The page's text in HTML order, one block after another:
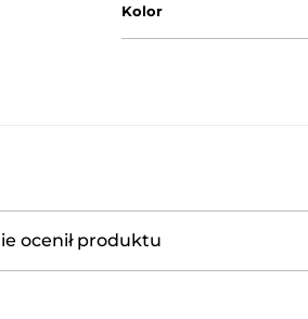
Kolor
ocenił produktu